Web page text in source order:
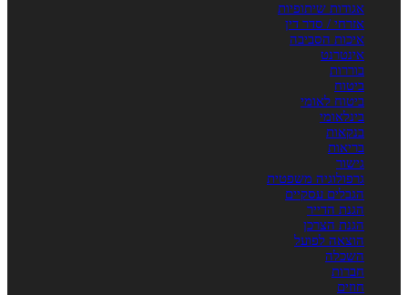
אגודות שיתופיות
אזרחי / סדר דין
איכות הסביבה
אינטרנט
בוררות
ביטוח
ביטוח לאומי
בינלאומי
בנקאות
בריאות
גישור
גרפולוגיה משפטית
הגבלים עסקיים
הגנת הדייר
הגנת הצרכן
הוצאה לפועל
השכלה
חברות
חוזים